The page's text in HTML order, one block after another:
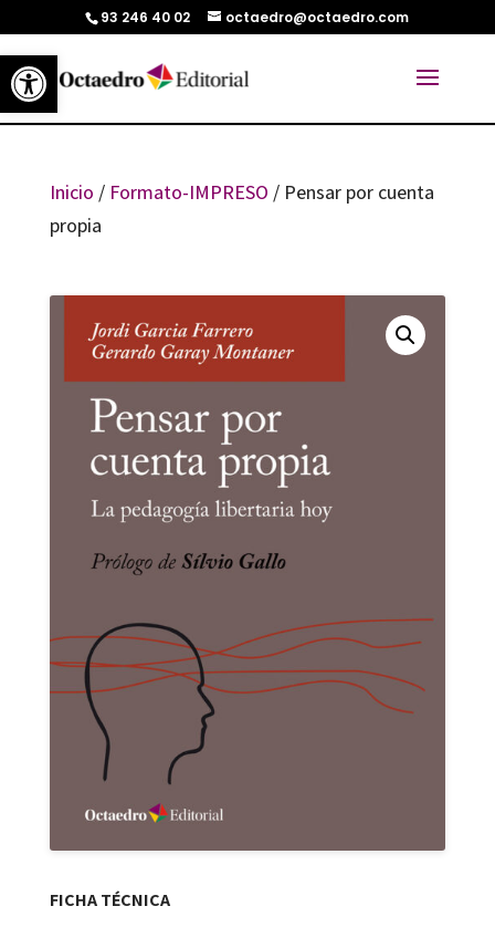
Abrir barra de herramientas
93 246 40 02 octaedro@octaedro.com
Inicio / Formato-IMPRESO / Pensar por cuenta
propia
FICHA TÉCNICA